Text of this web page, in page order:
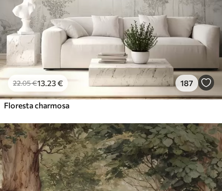
22.05€13 .23€ 187
Floresta charmosa